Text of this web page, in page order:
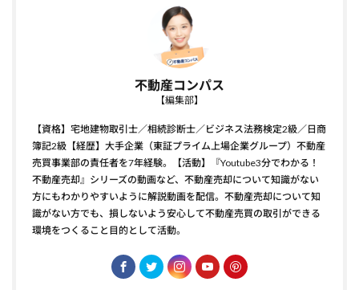
不動産コンパス
【編集部】
【資格】宅地建物取引士／相続診断士／ビジネス法務検定2級／日商
簿記2級【経歴】大手企業（東証プライム上場企業グループ）不動産
売買事業部の責任者を7年経験。【活動】『Youtube3分でわかる！
不動産売却』シリーズの動画など、不動産売却について知識がない
方にもわかりやすいように解説動画を配信。不動産売却について知
識がない方でも、損しないよう安心して不動産売買の取引ができる
環境をつくること目的として活動。